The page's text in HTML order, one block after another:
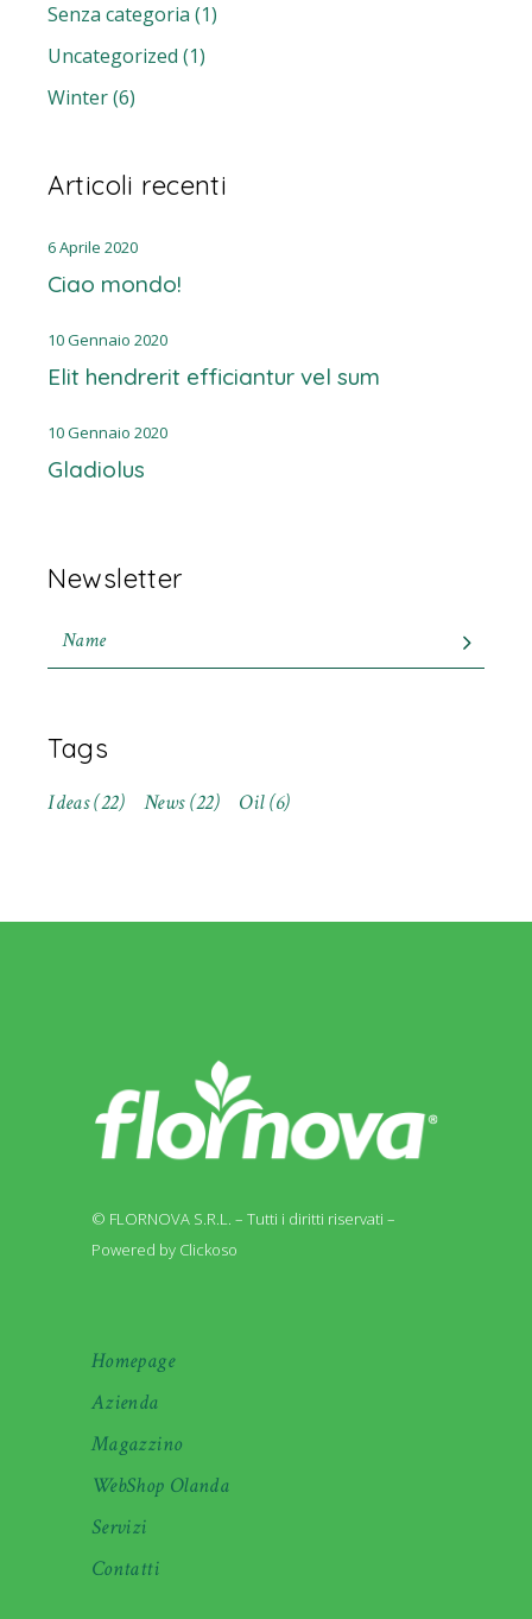
Senza categoria (1)
Uncategorized (1)
Winter(6)
Articoli recenti
Ciao mondo!
6 Aprile 2020
Elit hendrerit efficiantur vel sum
10 Gennaio 2020
Gladiolus
10 Gennaio 2020
Newsletter
Tags
Ideas(22) News(22) Oil(6)
© FLORNOVA S.R.L. – Tutti i diritti riservati –
Powered by Clickoso
Homepage
Azienda
Magazzino
WebShop Olanda
Servizi
Contatti